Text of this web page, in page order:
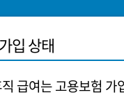
입 상태
급여는 고용보험 가